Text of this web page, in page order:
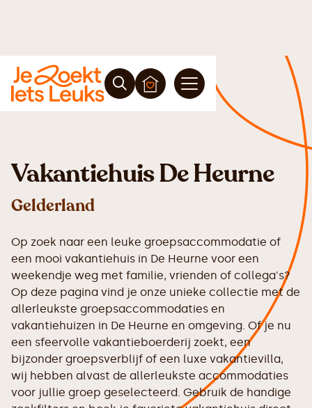
Vakantiehuis De Heurne
Gelderland
Op zoek naar een leuke groepsaccommodatie of
een mooi vakantiehuis in De Heurne voor een
weekendje weg met familie, vrienden of collega's?
Op deze pagina vind je onze unieke collectie met de
allerleukste groepsaccommodaties en
vakantiehuizen in De Heurne en omgeving. Of je nu
een sfeervolle vakantieboerderij zoekt, een
bijzonder groepsverblijf of een luxe vakantievilla,
wij hebben alvast de allerleukste accommodaties
voor jullie groep geselecteerd. Gebruik de handige